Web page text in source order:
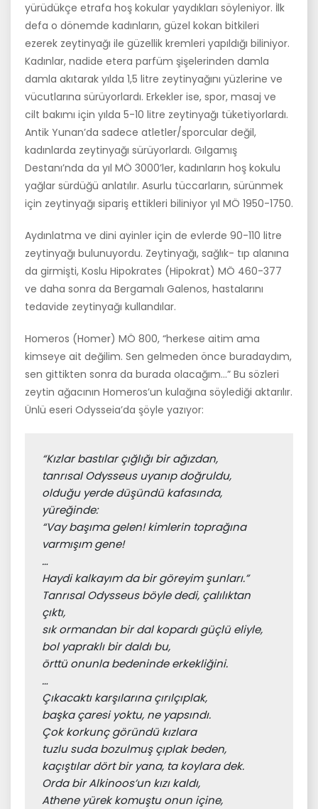
yürüdükçe etrafa hoş kokular yaydıkları söyleniyor. İlk
defa o dönemde kadınların, güzel ko­kan bitkileri
ezerek zeytinyağı ile güzellik kremleri yapıldığı biliniyor.
Kadınlar, nadide etera parfüm şişelerinden damla
damla akıtarak yılda 1,5 litre zeytinyağını yüzlerine ve
vücutlarına sürüyorlardı. Erkekler ise, spor, masaj ve
cilt bakımı için yılda 5-10 litre zeytinyağı tüketiyorlardı.
Antik Yunan’da sadece atletler/sporcular değil,
kadınlarda zeytinyağı sürüyorlardı. Gılgamış
Destanı’nda da yıl MÖ 3000’ler, kadınların hoş kokulu
yağlar sürdüğü anlatılır. Asurlu tüccarların, sürünmek
için zey­tinyağı sipariş ettikleri biliniyor yıl MÖ 1950-1750.
Aydınlatma ve dini ayinler için de evlerde 90-110 litre
zeytinyağı bulu­nuyordu. Zeytinyağı, sağlık- tıp alanına
da girmişti, Koslu Hipokrates (Hipokrat) MÖ 460-377
ve daha sonra da Bergamalı Galenos, hastalarını
tedavide zeytinyağı kullandılar.
Homeros (Homer) MÖ 800, “herkese aitim ama
kimseye ait değilim. Sen gelmeden önce buradaydım,
sen gittikten sonra da burada olacağım…” Bu sözleri
zeytin ağacının Homeros’un kulağına söylediği aktarılır.
Ünlü eseri Odysseia’da şöyle yazıyor:
“Kızlar bastılar çığlığı bir ağızdan,
tanrısal Odysseus uyanıp doğruldu,
olduğu yerde düşündü kafasında,
yüreğinde:
“Vay başıma gelen! kimlerin toprağına
varmışım gene!
…
Haydi kalkayım da bir göreyim şunları.”
Tanrısal Odysseus böyle dedi, çalılıktan
çıktı,
sık ormandan bir dal kopardı güçlü eliyle,
bol yapraklı bir daldı bu,
örttü onunla bedeninde erkekliğini.
…
Çıkacaktı karşılarına çırılçıplak,
başka çaresi yoktu, ne yapsındı.
Çok korkunç göründü kızlara
tuzlu suda bozulmuş çıplak beden,
kaçıştılar dört bir yana, ta koylara dek.
Orda bir Alkinoos’un kızı kaldı,
Athene yürek komuştu onun içine,